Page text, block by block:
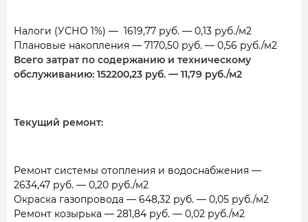
Налоги (УСНО 1%) — 1619,77 руб. — 0,13 руб./м2
Плановые накопления — 7170,50 руб. — 0,56 руб./м2
Всего затрат по содержанию и техническому
обслуживанию: 152200,23 руб. — 11,79 руб./м2
Текущий ремонт:
Ремонт системы отопления и водоснабжения —
2634,47 руб. — 0,20 руб./м2
Окраска газопровода — 648,32 руб. — 0,05 руб./м2
Ремонт козырька — 281,84 руб. — 0,02 руб./м2